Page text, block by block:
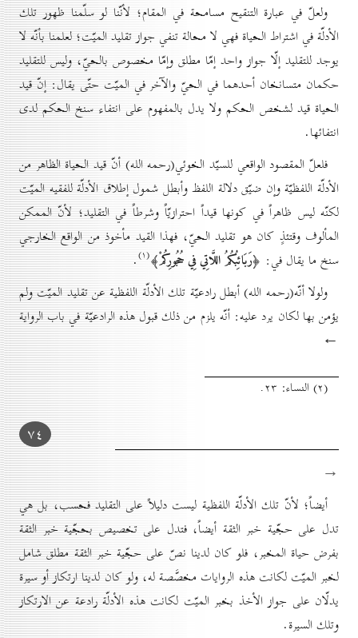
ولعلّ في عبارة التنقيح مسامحة في المقام؛ لأنّنا لو سلّمنا ظهور تلك
الأدلّة في اشتراط الحياة فهي لا محالة تنفي جواز تقليد الميّت؛ لعلمنا بأنّه لا
يوجد للتقليد إلّا جواز واحد إمّا مطلق وإمّا مخصوص بالحيّ، وليس للتقليد
حكمان متسانخان أحدهما في الحيّ والآخر في الميّت حتّى يقال: إنّ قيد
الحياة قيد لشخص الحكم ولا يدل بالمفهوم على انتفاء سنخ الحكم لدى
انتفائها.
فلعلّ المقصود الواقعي للسيّد الخوئي(رحمه الله) أنّ قيد الحياة الظاهر من
الأدلّة اللفظيّة وإن ضيّق دلالة اللفظ وأبطل شمول إطلاق الأدلّة للفقيه الميّت
لكنّه ليس ظاهراً في كونها قيداً احترازيّاً وشرطاً في التقليد؛ لأنّ الممكن
المألوف وقتئذٍ كان هو تقليد الحيّ، فهذا القيد مأخوذ من الواقع الخارجي
سنخ ما يقال في: ﴿رَبَائِبُكُمُ اللَّاتِي فِي حُجُورِكُمْ﴾(۱) .
ولولا أنّه(رحمه الله) أبطل رادعيّة تلك الأدلّة اللفظية عن تقليد الميّت ولم
يؤمن بها لكان يرد عليه: أنّه يلزم من ذلك قبول هذه الرادعيّة في باب الرواية
←
(۲) النساء: ۲۳.
۷٤
→
أيضاً؛ لأنّ تلك الأدلّة اللفظية ليست دليلاً على التقليد فحسب، بل هي
تدل على حجّية خبر الثقة أيضاً، فتدل على تخصيص بحجّية خبر الثقة
بفرض حياة المخبر، فلو كان لدينا نصّ على حجّية خبر الثقة مطلق شامل
لخبر الميّت لكانت هذه الروايات مخصَّصة له، ولو كان لدينا ارتكاز أو سيرة
يدلّان على جواز الأخذ بخبر الميّت لكانت هذه الأدلّة رادعة عن الارتكاز
وتلك السيرة.